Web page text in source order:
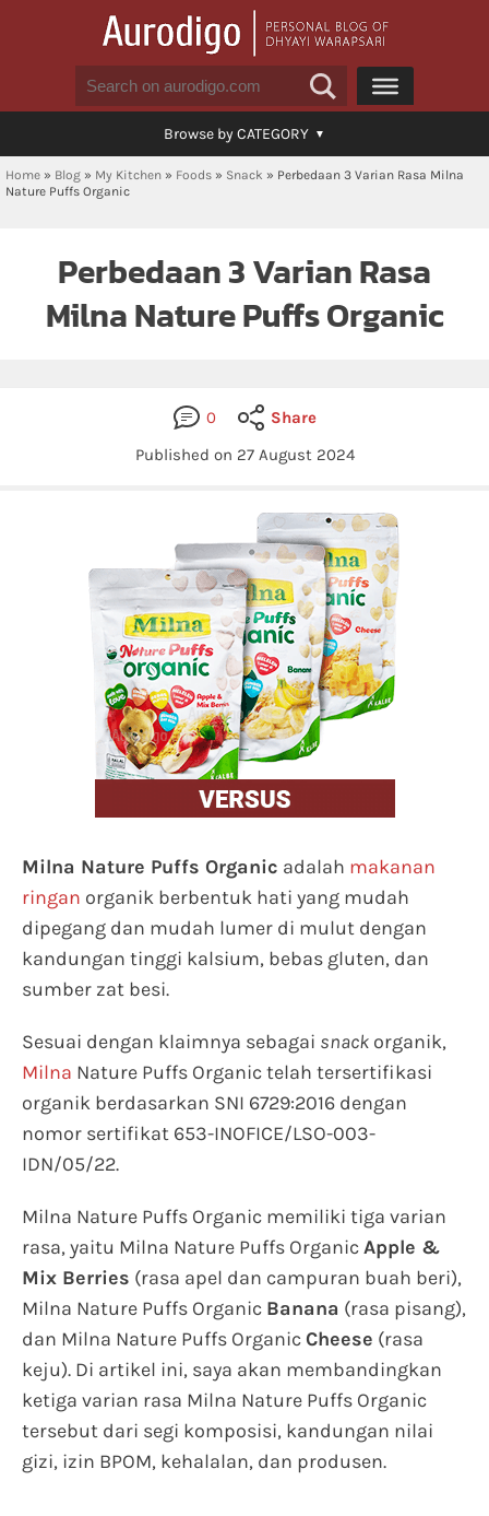
Browse by CATEGORY
Home » Blog » My Kitchen » Foods » Snack » Perbedaan 3 Varian Rasa Milna
Nature Puffs Organic
Perbedaan 3 Varian Rasa
Milna Nature Puffs Organic
0
Share
Published on 27 August 2024
Milna Nature Puffs Organic adalah makanan
ringan organik berbentuk hati yang mudah
dipegang dan mudah lumer di mulut dengan
kandungan tinggi kalsium, bebas gluten, dan
sumber zat besi.
Sesuai dengan klaimnya sebagai snack organik,
Milna Nature Puffs Organic telah tersertifikasi
organik berdasarkan SNI 6729:2016 dengan
nomor sertifikat 653-INOFICE/LSO-003-
IDN/05/22.
Milna Nature Puffs Organic memiliki tiga varian
rasa, yaitu Milna Nature Puffs OrganicApple &
Mix Berries (rasa apel dan campuran buah beri),
Milna Nature Puffs Organic Banana (rasa pisang),
dan Milna Nature Puffs Organic Cheese (rasa
keju). Di artikel ini, saya akan membandingkan
ketiga varian rasa Milna Nature Puffs Organic
tersebut dari segi komposisi, kandungan nilai
gizi, izin BPOM, kehalalan, dan produsen.